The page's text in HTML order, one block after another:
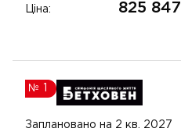
Ціна: 825 847
№
Заплановано на 2 кв. 2027